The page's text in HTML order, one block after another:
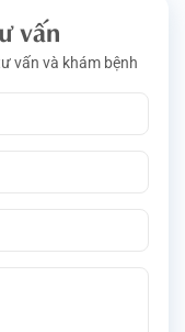
vấn
vấn và khám bệnh